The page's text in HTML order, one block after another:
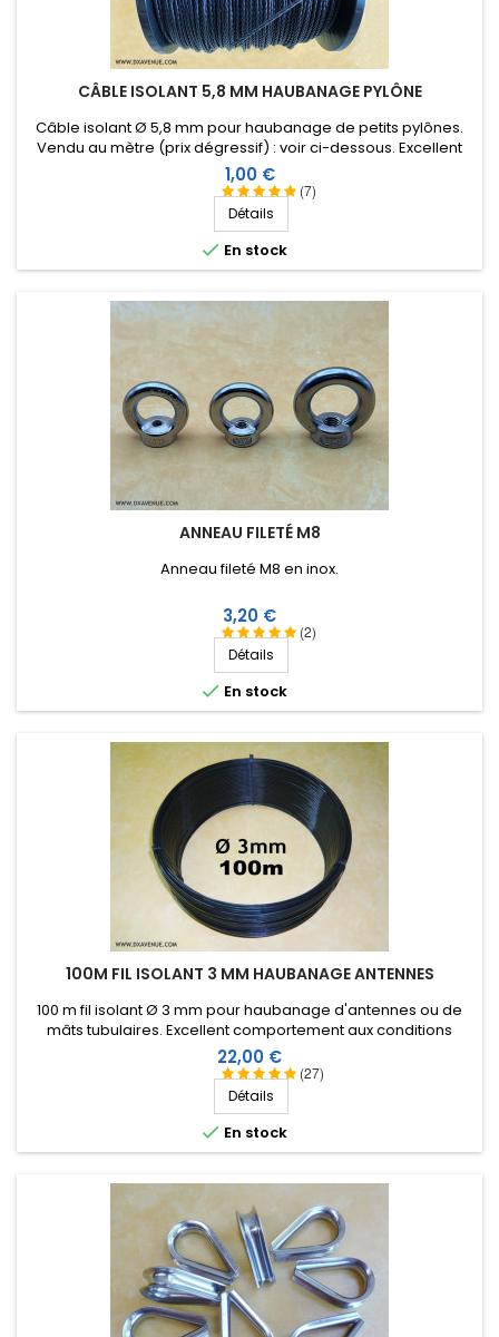
CÂBLE ISOLANT 5,8 MM HAUBANAGE PYLÔNE
(7)
Câble isolant Ø 5,8 mm pour haubanage de petits pylônes.
Vendu au mètre (prix dégressif) : voir ci-dessous. Excellent
comportement aux conditions climatiques (eau, soleil, gel),
résistance à la rupture élevée, très bonne isolation HF,
longévité de plus de 40 ans !
Prix
1,00 €
Détails
 En stock
ANNEAU FILETÉ M8
(2)
Anneau fileté M8 en inox.
Prix
3,20 €
Détails
 En stock
100M FIL ISOLANT 3 MM HAUBANAGE ANTENNES
(27)
100 m fil isolant Ø 3 mm pour haubanage d'antennes ou de
mâts tubulaires. Excellent comportement aux conditions
climatiques (eau, soleil, gel), résistance à la rupture élevée,
très bonne isolation HF, longévité de plus de 25 ans !
Prix
22,00 €
Détails
 En stock